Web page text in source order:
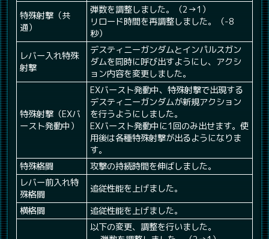
特殊射撃（共
通）
弾数を調整しました。（2→1）
リロード時間を再調整しました。（-8
秒）
レバー入れ特殊
射撃
デスティニーガンダムとインパルスガン
ダムを同時に呼び出すようにし、アクシ
ョン内容を変更しました。
特殊射撃（EXバ
ースト発動中）
EXバースト発動中、特殊射撃で出現する
デスティニーガンダムが新規アクション
を行うようにしました。
EXバースト発動中に1回のみ出せます。使
用後は各種特殊射撃が出るようになりま
す。
特殊格闘
攻撃の持続時間を伸ばしました。
レバー前入れ特
殊格闘
追従性能を上げました。
横格闘
追従性能を上げました。
以下の変更、調整を行いました。